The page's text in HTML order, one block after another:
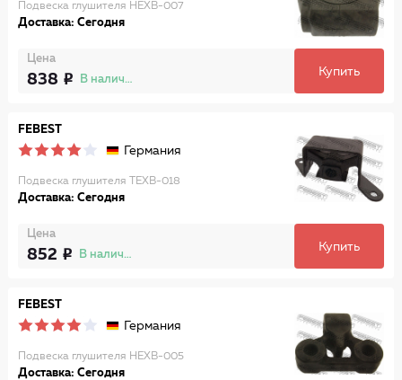
Подвеска глушителя HEXB-007
Доставка: Сегодня
Цена
838 В наличии
Купить
FEBEST
Германия
Подвеска глушителя TEXB-018
Доставка: Сегодня
Цена
852 В наличии
Купить
FEBEST
Германия
Подвеска глушителя HEXB-005
Доставка: Сегодня